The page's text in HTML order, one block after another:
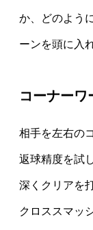
か、どのよう
ーンを頭に入
コーナーワ
相手を左右の
返球精度を試
深くクリアを
クロススマッ